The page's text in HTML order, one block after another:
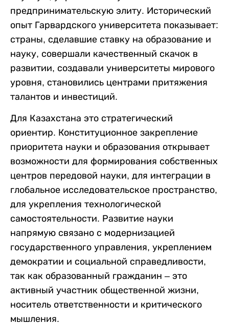
предпринимательскую элиту. Исторический
опыт Гарвардского университета показывает:
страны, сделавшие ставку на образование и
науку, совершали качественный скачок в
развитии, создавали университеты мирового
уровня, становились центрами притяжения
талантов и инвестиций.
Для Казахстана это стратегический
ориентир. Конституционное закрепление
приоритета науки и образования открывает
возможности для формирования собственных
центров передовой науки, для интеграции в
глобальное исследовательское пространство,
для укрепления технологической
самостоятельности. Развитие науки
напрямую связано с модернизацией
государственного управления, укреплением
демократии и социальной справедливости,
так как образованный гражданин – это
активный участник общественной жизни,
носитель ответственности и критического
мышления.